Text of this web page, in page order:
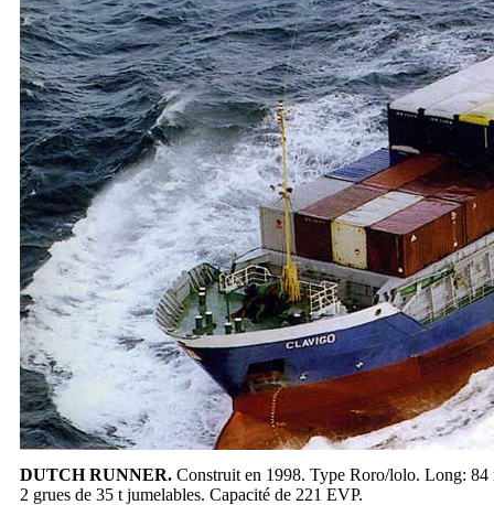
DUTCH RUNNER. Construit en 1998. Type Roro/lolo. Long: 84
2 grues de 35 t jumelables. Capacité de 221 EVP.